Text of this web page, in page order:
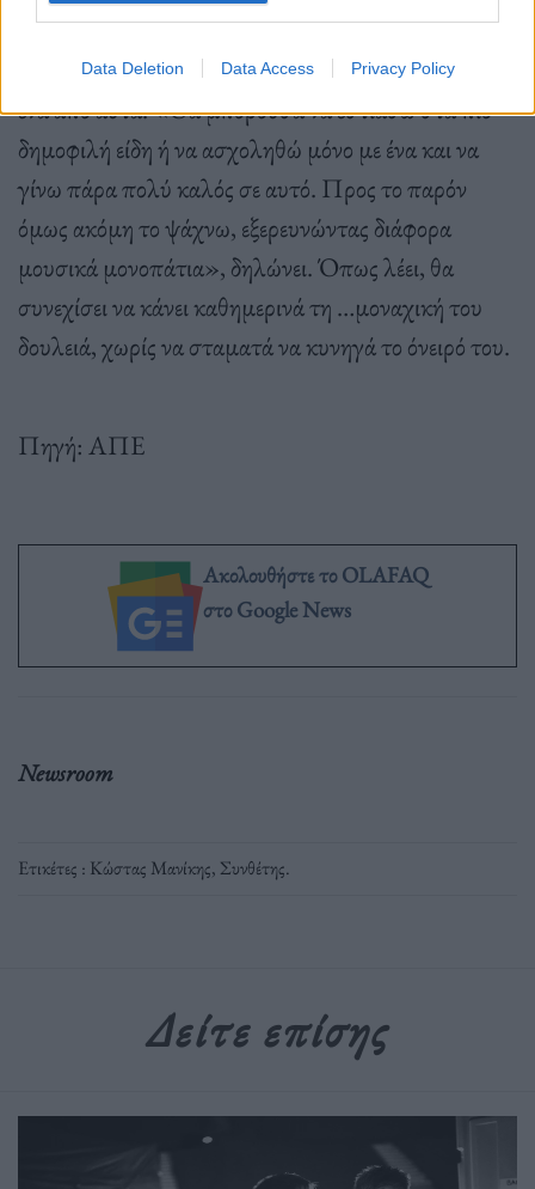
Data Deletion Data Access Privacy Policy
Ο Κώστας Μανίκης ασχολείται με διαφορετικά είδη
μουσικής και το κάθε άλμπουμ του αντιπροσωπεύει
ένα από αυτά. «Θα μπορούσα να εστιάσω στα πιο
δημοφιλή είδη ή να ασχοληθώ μόνο με ένα και να
γίνω πάρα πολύ καλός σε αυτό. Προς το παρόν
όμως ακόμη το ψάχνω, εξερευνώντας διάφορα
μουσικά μονοπάτια», δηλώνει. Όπως λέει, θα
συνεχίσει να κάνει καθημερινά τη …μοναχική του
δουλειά, χωρίς να σταματά να κυνηγά το όνειρό του.
Πηγή: ΑΠΕ
Ακολουθήστε το OLAFAQ
στο Google News
Newsroom
Ετικέτες : Κώστας Μανίκης, Συνθέτης.
Δείτε επίσης